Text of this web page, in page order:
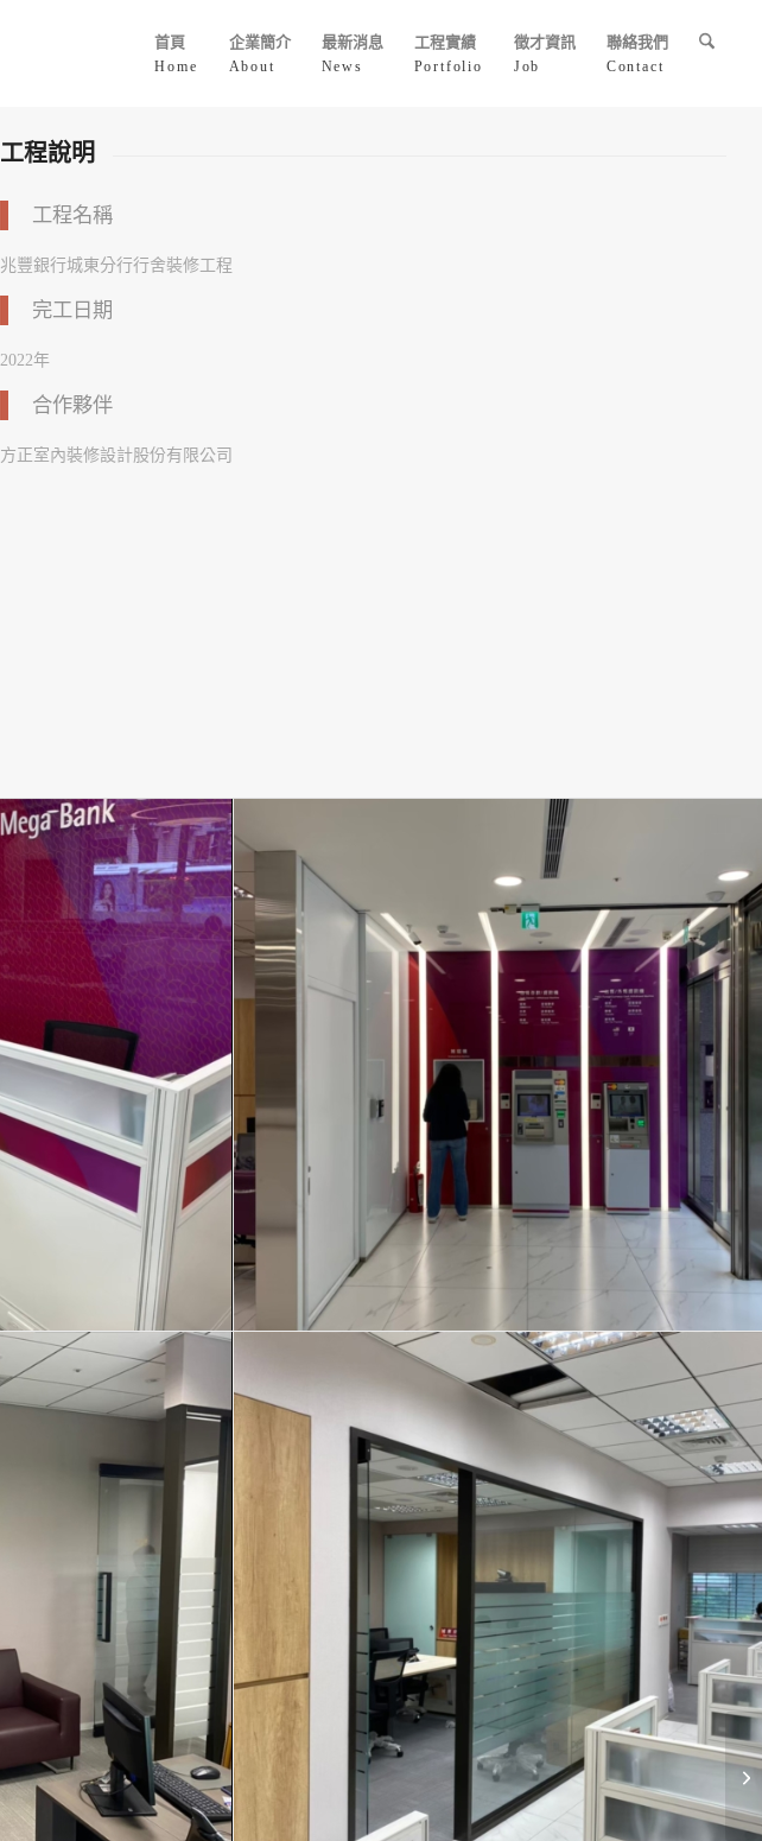
首頁
Home
企業簡介
About
最新消息
News
工程實績
Portfolio
徵才資訊
Job
聯絡我們
Contact
工程說明
工程名稱
兆豐銀行城東分行行舍裝修工程
完工日期
2022年
合作夥伴
方正室內裝修設計股份有限公司